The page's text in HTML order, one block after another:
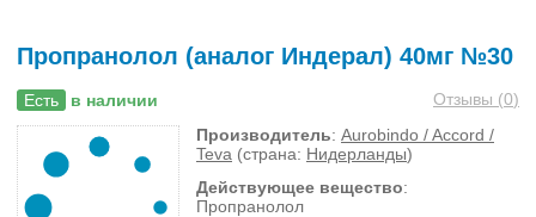
Пропранолол (аналог Индерал) 40мг №30
Есть в наличии Отзывы (0)
Производитель: Aurobindo / Accord /
Teva (страна: Нидерланды)
Действующее вещество:
Пропранолол